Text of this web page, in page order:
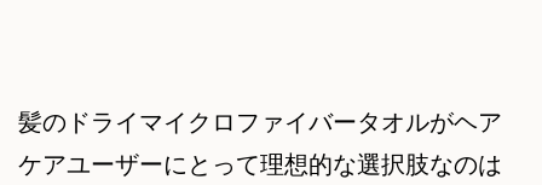
髪のドライマイクロファイバータオルがヘア
ケアユーザーにとって理想的な選択肢なのは